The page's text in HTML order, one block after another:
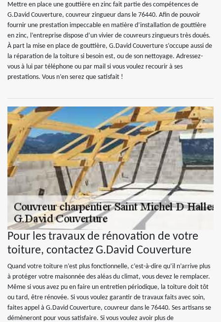
Mettre en place une gouttière en zinc fait partie des compétences de
G.David Couverture, couvreur zingueur dans le 76440. Afin de pouvoir
fournir une prestation impeccable en matière d’installation de gouttière
en zinc, l’entreprise dispose d’un vivier de couvreurs zingueurs très doués.
À part la mise en place de gouttière, G.David Couverture s’occupe aussi de
la réparation de la toiture si besoin est, ou de son nettoyage. Adressez-
vous à lui par téléphone ou par mail si vous voulez recourir à ses
prestations. Vous n’en serez que satisfait !
Pour les travaux de rénovation de votre
toiture, contactez G.David Couverture
Quand votre toiture n’est plus fonctionnelle, c’est-à-dire qu’il n’arrive plus
à protéger votre maisonnée des aléas du climat, vous devez le remplacer.
Même si vous avez pu en faire un entretien périodique, la toiture doit tôt
ou tard, être rénovée. Si vous voulez garantir de travaux faits avec soin,
faites appel à G.David Couverture, couvreur dans le 76440. Ses artisans se
démèneront pour vous satisfaire. Si vous voulez avoir plus de